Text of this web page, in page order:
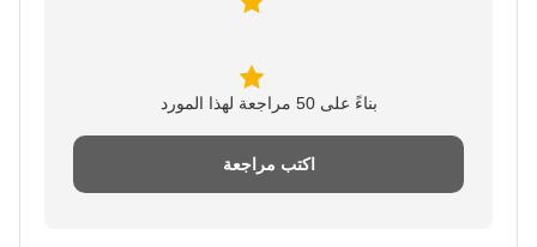
بناءً على 50 مراجعة لهذا المورد
اكتب مراجعة